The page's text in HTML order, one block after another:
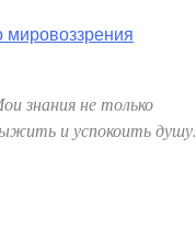
знания не только
и успокоить душу.